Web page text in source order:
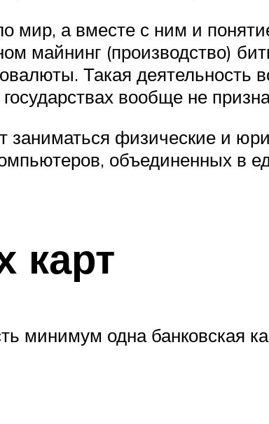
мир, а вместе с ним и
майнинг (производство)
Такая деятельность
вообще не
заниматься физические и
объединенных в
карт
минимум одна банковская